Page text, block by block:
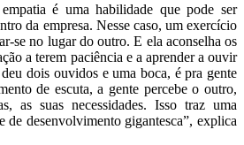
é uma habilidade que pode ser
da empresa. Nesse caso, um exercício
se no lugar do outro. E ela aconselha os
a terem paciência e a aprender a ouvir
dois ouvidos e uma boca, é pra gente
de escuta, a gente percebe o outro,
as suas necessidades. Isso traz uma
de desenvolvimento gigantesca”, explica